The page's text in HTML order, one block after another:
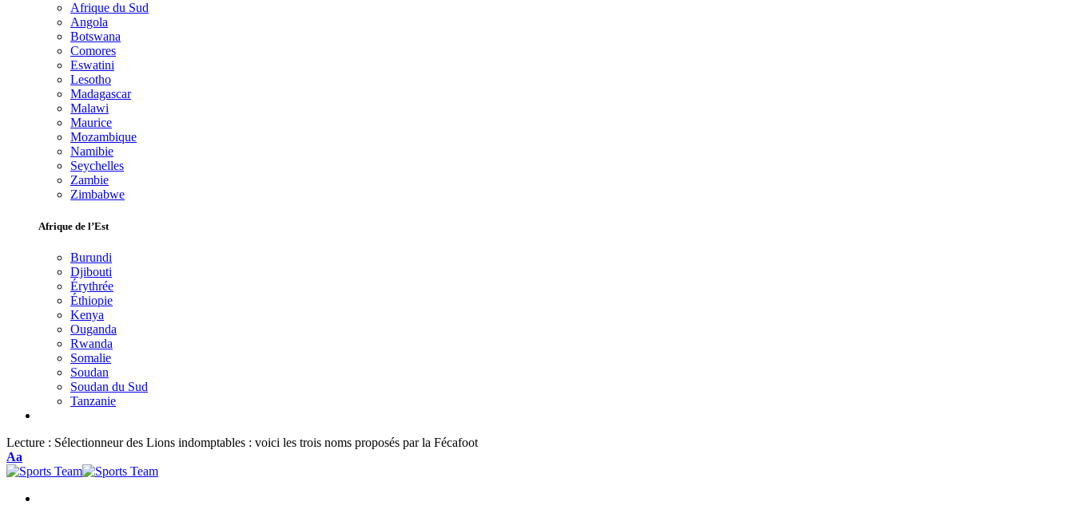
Afrique du Sud
Angola
Botswana
Comores
Eswatini
Lesotho
Madagascar
Malawi
Maurice
Mozambique
Namibie
Seychelles
Zambie
Zimbabwe
Afrique de l’Est
Burundi
Djibouti
Érythrée
Éthiopie
Kenya
Ouganda
Rwanda
Somalie
Soudan
Soudan du Sud
Tanzanie
Lecture : Sélectionneur des Lions indomptables : voici les trois noms proposés par la Fécafoot
Font
Resizer
Aa